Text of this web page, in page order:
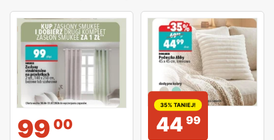
99 00
35% TANIEJ!
44 99